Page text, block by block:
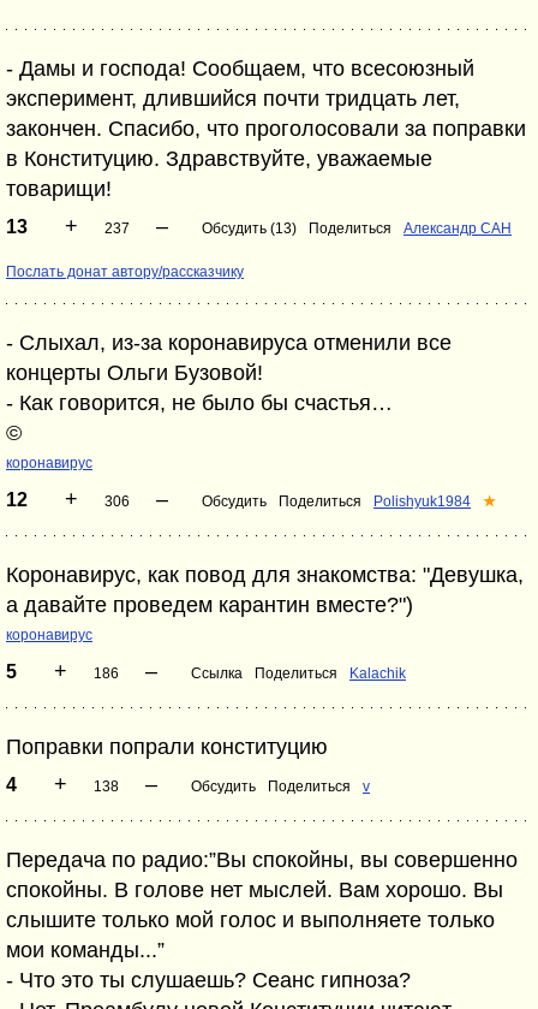
- Дамы и господа! Сообщаем, что всесоюзный
эксперимент, длившийся почти тридцать лет,
закончен. Спасибо, что проголосовали за поправки
в Конституцию. Здравствуйте, уважаемые
товарищи!
13 + 237 – Обсудить (13) Поделиться Александр САН
Послать донат автору/рассказчику
- Слыхал, из-за коронавируса отменили все
концерты Ольги Бузовой!
- Как говорится, не было бы счастья…
©
коронавирус
12 + 306 – Обсудить Поделиться Polishyuk1984 ★
Коронавирус, как повод для знакомства: "Девушка,
а давайте проведем карантин вместе?")
коронавирус
5 + 186 – Ссылка Поделиться Kalachik
Поправки попрали конституцию
4 + 138 – Обсудить Поделиться v
Передача по радио:”Вы спокойны, вы совершенно
спокойны. В голове нет мыслей. Вам хорошо. Вы
слышите только мой голос и выполняете только
мои команды...”
- Что это ты слушаешь? Сеанс гипноза?